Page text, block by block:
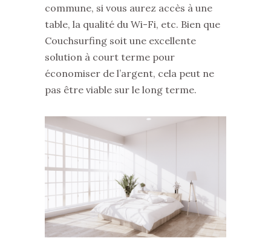
commune, si vous aurez accès à une
table, la qualité du Wi-Fi, etc. Bien que
Couchsurfing soit une excellente
solution à court terme pour
économiser de l’argent, cela peut ne
pas être viable sur le long terme.